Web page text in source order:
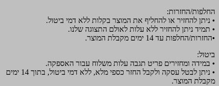
החלפות/החזרות:
• ניתן להחזיר או להחליף את המוצר בקלות ללא דמי ביטול.
• תמיד ניתן להחזיר ללא עלות לאולם התצוגה שלנו.
•החזרות/החלפות עד 14 ימים מקבלת המוצר.
ביטול:
• במידה ומחזירים פריט תגבה עלות משלוח עבור האספקה.
• ניתן לבטל עסקה ולקבל החזר כספי מלא, ללא דמי ביטול, בתוך 14 ימים
מקבלת המוצר.